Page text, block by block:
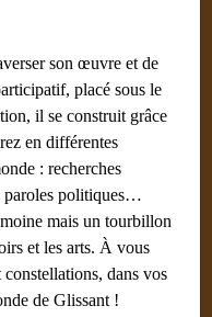
son œuvre et de
placé sous le
il se construit grâce
en différentes
: recherches
paroles politiques…
mais un tourbillon
et les arts. À vous
dans vos
de Glissant !